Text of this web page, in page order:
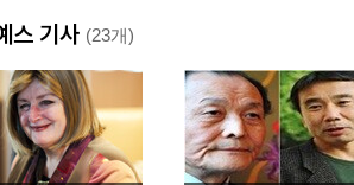
12 우선 막다른 길에서 빠져나와라
말아야 할 말, 해야 할 말
13 대화를 말싸움으로 바꾸는 망치, ‘하지만’
14 대화를 논쟁으로 빠지지 않게 하는 ‘그리
스 기사 (23개)